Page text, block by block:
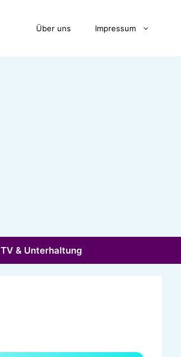
Über uns Impressum
TV & Unterhaltung